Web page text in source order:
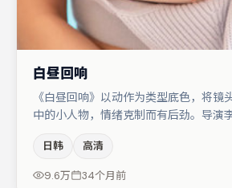
白昼回响
《白昼回响》以动作为类型底色，将镜
中的小人物，情绪克制而有后劲。导演
尤在片中承担叙事驱动，朱一龙、亚当·
差与喜剧/悬疑调剂（视场次而定）。若
日韩 高清
9.6万 34个月前